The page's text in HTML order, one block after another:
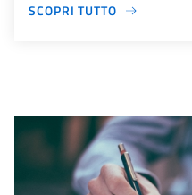
SCOPRI TUTTO